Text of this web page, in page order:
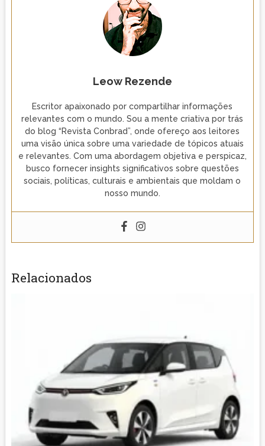
Leow Rezende
Escritor apaixonado por compartilhar informações
relevantes com o mundo. Sou a mente criativa por trás
do blog “Revista Conbrad”, onde ofereço aos leitores
uma visão única sobre uma variedade de tópicos atuais
e relevantes. Com uma abordagem objetiva e perspicaz,
busco fornecer insights significativos sobre questões
sociais, políticas, culturais e ambientais que moldam o
nosso mundo.
Relacionados